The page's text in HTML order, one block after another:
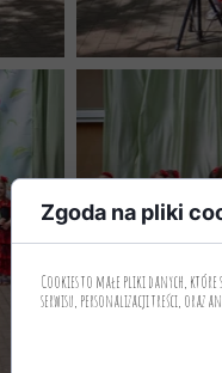
Zgoda na pliki
Cookies to małe pliki danych, które
serwisu, personalizacji treści, oraz